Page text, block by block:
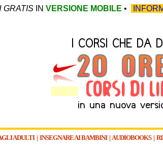
GRATIS IN VERSIONE MOBILE •
ADULTI | INSEGNARE AI BAMBINI| AUDIOBOOKS|